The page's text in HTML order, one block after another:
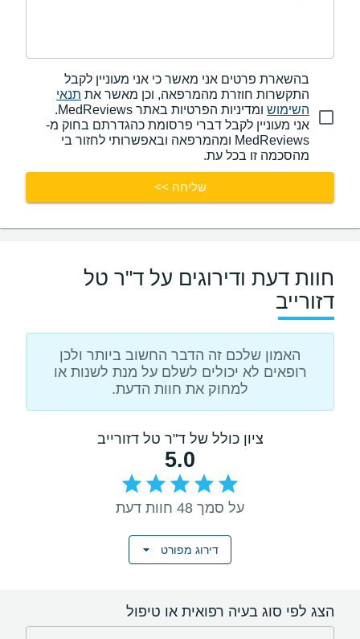
בהשארת פרטים אני מאשר כי אני מעוניין לקבל
התקשרות חוזרת מהמרפאה, וכן מאשר את תנאי
השימוש
ומדיניות הפרטיות באתר MedReviews.
אני מעוניין לקבל דברי פרסומת כהגדרתם בחוק מ-
MedReviews ומהמרפאה ובאפשרותי לחזור בי
מהסכמה זו בכל עת.
שליחה >>
חוות דעת ודירוגים על ד"ר טל
דזורייב
האמון שלכם זה הדבר החשוב ביותר ולכן
רופאים לא יכולים לשלם על מנת לשנות או
למחוק את חוות הדעת.
ציון כולל של ד"ר טל דזורייב
5.0
על סמך 48 חוות דעת
דירוג מפורט
הצג לפי סוג בעיה רפואית או טיפול